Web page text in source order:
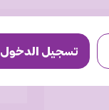
تسجيل الدخول